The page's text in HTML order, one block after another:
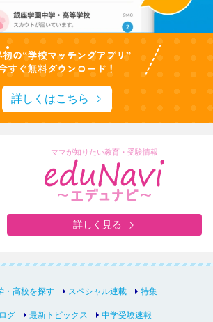
詳しくはこちら
ママが知りたい教育・受験情報
詳しく見る
・高校を探す スペシャル連載 特集
グ 最新トピックス 中学受験速報